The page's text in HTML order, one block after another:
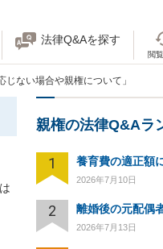
法律Q&Aを探す
閲
じない場合や親権について」
親権の法律Q&Aラ
1 養育費の適正額
2026年7月10日
2
2026年7月13日